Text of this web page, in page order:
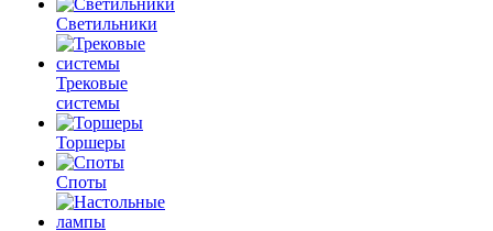
Светильники
Трековые
системы
Торшеры
Споты